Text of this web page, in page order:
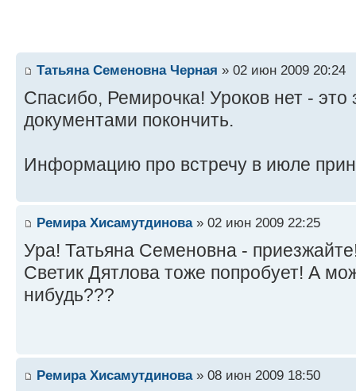
Татьяна Семеновна Черная » 02 июн 2009 20:24
Спасибо, Ремирочка! Уроков нет -
документами покончить.
Информацию про встречу в июле
Ремира Хисамутдинова» 02 июн 2009 22:25
Ура! Татьяна Семеновна -
Светик Дятлова тоже попробует! А
нибудь???
Ремира Хисамутдинова» 08 июн 2009 18:50